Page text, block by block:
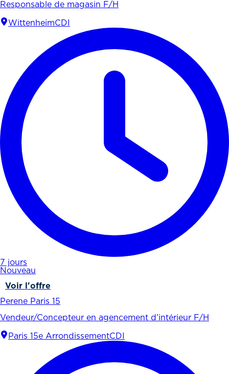
Responsable de magasin F/H
WittenheimCDI
7 jours
Nouveau
Voir l'offre
Perene Paris 15
Vendeur/Concepteur en agencement d’intérieur F/H
Paris 15e ArrondissementCDI